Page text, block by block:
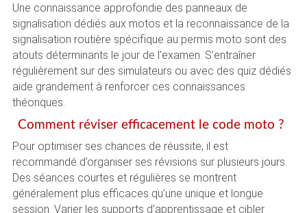
Une connaissance approfondie des panneaux de
signalisation dédiés aux motos et la reconnaissance de la
signalisation routière spécifique au permis moto sont des
atouts déterminants le jour de l’examen. S’entraîner
régulièrement sur des simulateurs ou avec des quiz dédiés
aide grandement à renforcer ces connaissances
théoriques.
Comment réviser efficacement le code moto ?
Pour optimiser ses chances de réussite, il est
recommandé d’organiser ses révisions sur plusieurs jours.
Des séances courtes et régulières se montrent
généralement plus efficaces qu’une unique et longue
session. Varier les supports d’apprentissage et cibler